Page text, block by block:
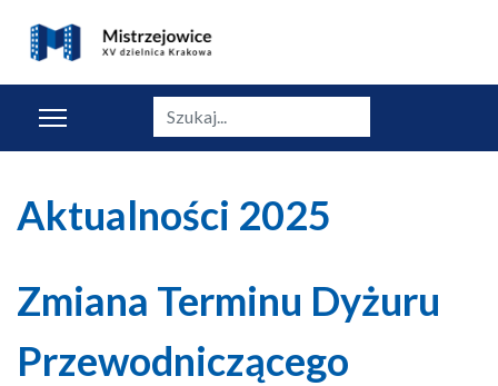
Szukaj
Aktualności 2025
Zmiana Terminu Dyżuru
Przewodniczącego